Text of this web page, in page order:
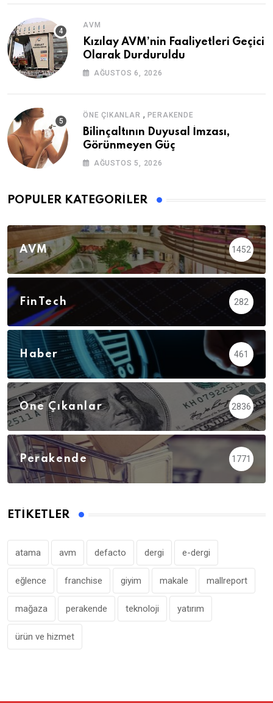
AVM
Kızılay AVM’nin Faaliyetleri Geçici
Olarak Durduruldu
AĞUSTOS 6, 2026
ÖNE ÇIKANLAR , PERAKENDE
Bilinçaltının Duyusal İmzası,
Görünmeyen Güç
AĞUSTOS 5, 2026
POPÜLER KATEGORILER
AVM 1452
FinTech 282
Haber 461
Öne Çıkanlar 2836
Perakende 1771
ETIKETLER
atama avm defacto dergi e-dergi
eğlence franchise giyim makale mallreport
mağaza perakende teknoloji yatırım
ürün ve hizmet